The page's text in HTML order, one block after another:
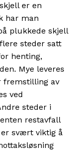
er en
har man
plukkede skjell
steder satt
henting,
Mye leveres
fremstilling av
ved
steder i
restavfall
svært viktig å